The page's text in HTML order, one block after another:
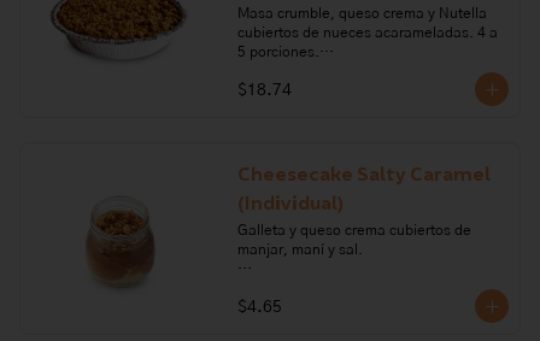
Masa crumble, queso crema y Nutella
cubiertos de nueces acarameladas. 4 a
5 porciones.
Ingredientes: queso crema, azúcar,
nueces, gelatina, chocolate, crema de
Alérgenos: Gluten, leche, lactosa,
frutos secos, soya, sulfitos
$18.74
Cheesecake Salty Caramel
(Individual)
Galleta y queso crema cubiertos de
manjar, maní y sal.
azúcar, crema de leche, queso crema,
gelatina, harina de trigo, mantequilla,
$4.65